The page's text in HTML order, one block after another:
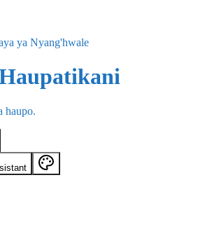
ya Nyang'hwale
haupo.